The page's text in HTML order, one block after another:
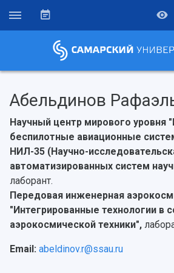
НАЗАД
Об университете
Новости
Образование
Научно-исследовательская
Абельдинов
Научный центр мирового уровня
беспилотные авиационные
НИЛ-35 (Научно-
автоматизированных систем
лаборант.
Передовая инженерная
"Интегрированные технологии в
аэрокосмической техники",
Email: abeldinov.r@ssau.ru